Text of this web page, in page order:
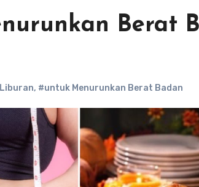
Berat
, #untuk Menurunkan Berat Badan